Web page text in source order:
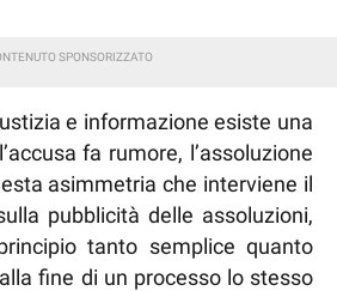
e informazione esiste una
fa rumore, l’assoluzione
asimmetria che interviene il
pubblicità delle assoluzioni,
tanto semplice quanto
fine di un processo lo stesso